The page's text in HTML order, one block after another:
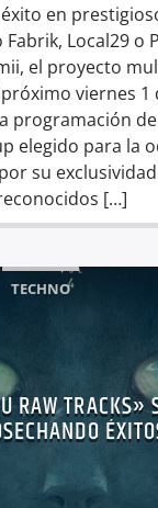
en
Local29 o
el proyecto
viernes 1
programación
elegido para la
su
[…]
TECHNO
RAW TRACKS»